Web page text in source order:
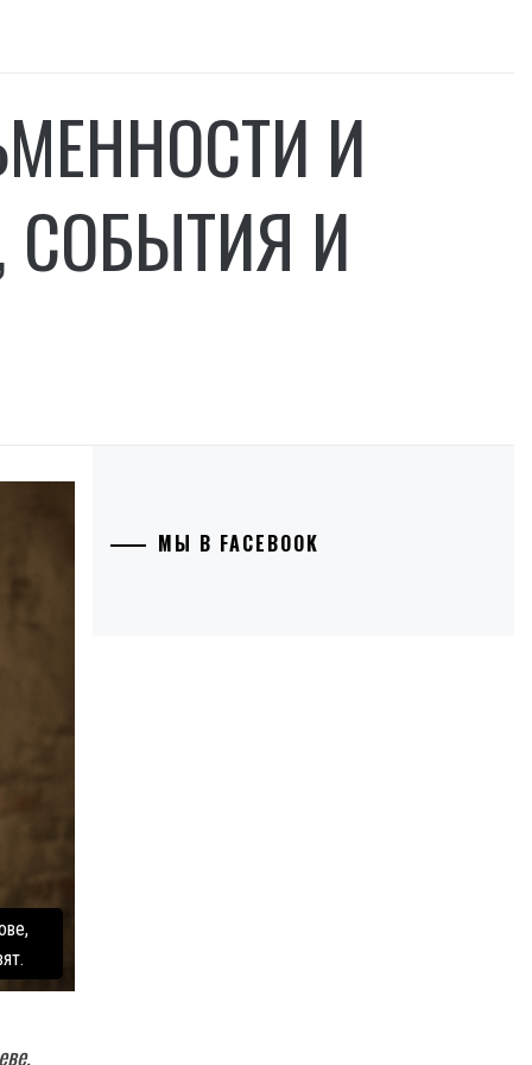
И
СОБЫТИЯ И
МЫ В FACEBOOK